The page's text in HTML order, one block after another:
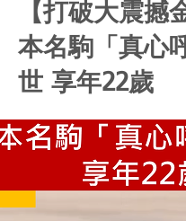
【打破大震撼
本名駒「真心
世 享年22歲